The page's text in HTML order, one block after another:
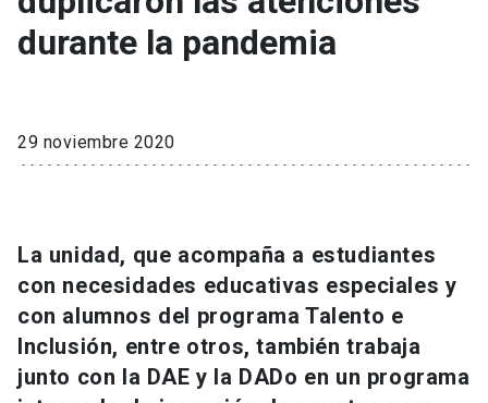
Investigación
Información para keyboard_arrow_down
Futuros estudiantes
Estudiantes
Go to english site launch
durante la pandemia
29 noviembre 2020
La unidad, que acompaña a estudiantes
con necesidades educativas especiales y
con alumnos del programa Talento e
Inclusión, entre otros, también trabaja
junto con la DAE y la DADo en un programa